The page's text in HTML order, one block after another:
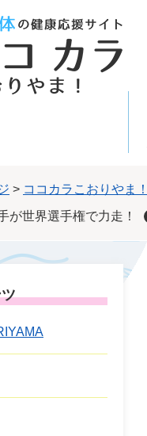
> ココカラこおりやま！
が世界選手権で力走！